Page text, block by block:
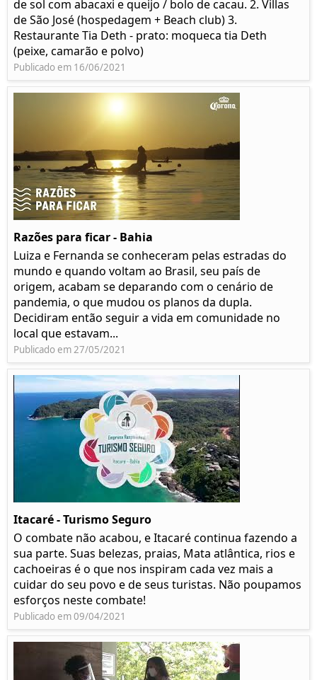
de sol com abacaxi e queijo / bolo de cacau. 2. Villas
de São José (hospedagem + Beach club) 3.
Restaurante Tia Deth - prato: moqueca tia Deth
(peixe, camarão e polvo)
Publicado em 16/06/2021
Razões para ficar - Bahia
Luiza e Fernanda se conheceram pelas estradas do
mundo e quando voltam ao Brasil, seu país de
origem, acabam se deparando com o cenário de
pandemia, o que mudou os planos da dupla.
Decidiram então seguir a vida em comunidade no
local que estavam...
Publicado em 27/05/2021
Itacaré - Turismo Seguro
O combate não acabou, e Itacaré continua fazendo a
sua parte. Suas belezas, praias, Mata atlântica, rios e
cachoeiras é o que nos inspiram cada vez mais a
cuidar do seu povo e de seus turistas. Não poupamos
esforços neste combate!
Publicado em 09/04/2021